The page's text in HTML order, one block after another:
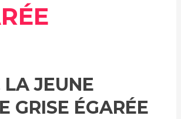
JEUNE
GRISE ÉGARÉE